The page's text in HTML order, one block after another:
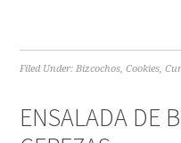
Filed Under:Bizcochos,Cookies,
ENSALADA DE